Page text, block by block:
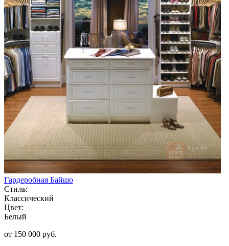
Гардеробная Байшо
Стиль:
Классический
Цвет:
Белый
от 150 000 руб.